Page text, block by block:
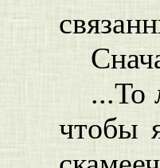
...То
чтобы